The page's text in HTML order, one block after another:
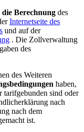
Berechnung des
Internetseite des
und auf der
. Die Zollverwaltung
des
des Weiteren
haben,
tarifgebunden sind oder
nach
nach dem
ist.